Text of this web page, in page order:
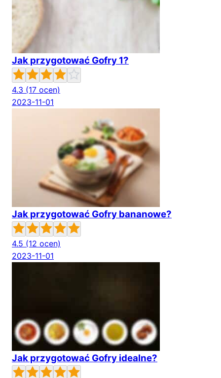
Jak przygotować Gofry 1?
4.3 (17 ocen)
2023-11-01
Jak przygotować Gofry bananowe?
4.5 (12 ocen)
2023-11-01
Jak przygotować Gofry idealne?